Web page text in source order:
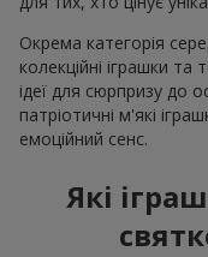
Окрема категорія
колекційні іграшки та
ідеї для сюрпризу до
патріотичні м'які
емоційний сенс.
Які